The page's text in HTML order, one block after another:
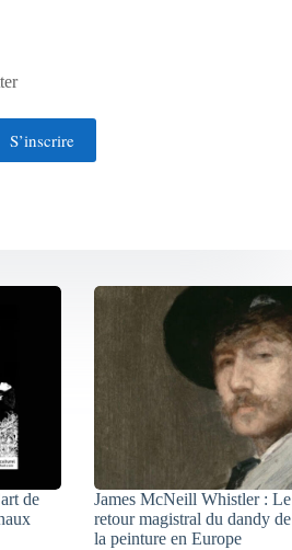
S’inscrire
de
James McNeill Whistler : Le
retour magistral du dandy de
la peinture en Europe